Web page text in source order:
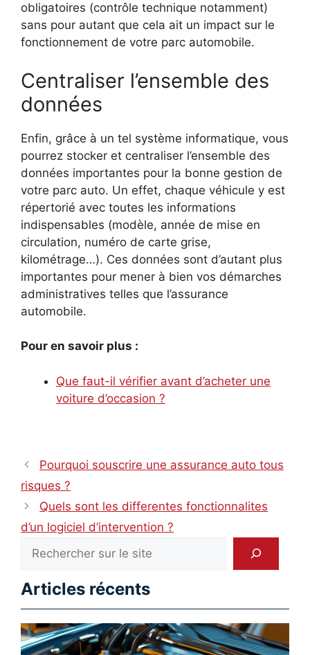
obligatoires (contrôle technique notamment)
sans pour autant que cela ait un impact sur le
fonctionnement de votre parc automobile.
Centraliser l’ensemble des
données
Enfin, grâce à un tel système informatique, vous
pourrez stocker et centraliser l’ensemble des
données importantes pour la bonne gestion de
votre parc auto. Un effet, chaque véhicule y est
répertorié avec toutes les informations
indispensables (modèle, année de mise en
circulation, numéro de carte grise,
kilométrage…). Ces données sont d’autant plus
importantes pour mener à bien vos démarches
administratives telles que l’assurance
automobile.
Pour en savoir plus :
Que faut-il vérifier avant d’acheter une
voiture d’occasion ?
Pourquoi souscrire une assurance auto tous
risques ?
Quels sont les differentes fonctionnalites
d’un logiciel d’intervention ?
Articles récents